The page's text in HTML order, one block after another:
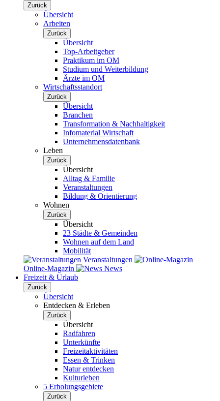
Zurück
Übersicht
Arbeiten
Zurück
Übersicht
Top-Arbeitgeber
Praktikum im OM
Studium und Weiterbildung
Ärzte im OM
Wirtschaftsstandort
Zurück
Übersicht
Branchen
Transformation & Nachhaltigkeit
Infomaterial Wirtschaft
Unternehmensdatenbank
Leben
Zurück
Übersicht
Alltag & Familie
Veranstaltungen
Bildung & Orientierung
Wohnen
Zurück
Übersicht
23 Städte & Gemeinden
Wohnen auf dem Land
Mobilität
Veranstaltungen
Online-Magazin
News
Freizeit & Urlaub
Zurück
Übersicht
Entdecken & Erleben
Zurück
Übersicht
Radfahren
Unterkünfte
Freizeitaktivitäten
Essen & Trinken
Natur entdecken
Kulturleben
5 Erholungsgebiete
Zurück